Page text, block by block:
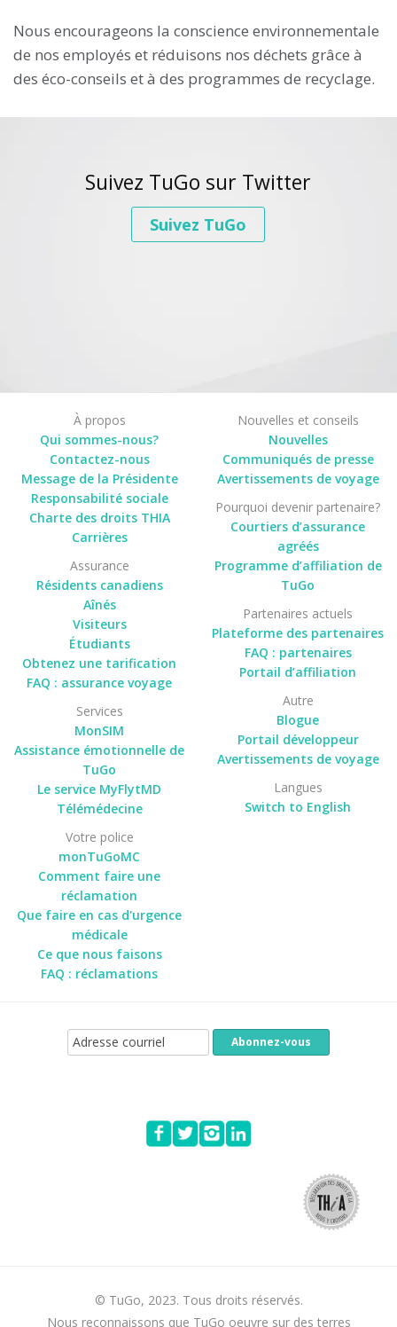
Nous encourageons la conscience environnementale
de nos employés et réduisons nos déchets grâce à
des éco-conseils et à des programmes de recyclage.
Suivez TuGo sur Twitter
Suivez TuGo
À propos
Qui sommes-nous?
Contactez-nous
Message de la Présidente
Responsabilité sociale
Charte des droits THIA
Carrières
Assurance
Résidents canadiens
Aînés
Visiteurs
Étudiants
Obtenez une tarification
FAQ : assurance voyage
Services
MonSIM
Assistance émotionnelle de
TuGo
Le service MyFlytMD
Télémédecine
Votre police
monTuGoMC
Comment faire une
réclamation
Que faire en cas d'urgence
médicale
Ce que nous faisons
FAQ : réclamations
Nouvelles et conseils
Nouvelles
Communiqués de presse
Avertissements de voyage
Pourquoi devenir partenaire?
Courtiers d’assurance
agréés
Programme d’affiliation de
TuGo
Partenaires actuels
Plateforme des partenaires
FAQ : partenaires
Portail d’affiliation
Autre
Blogue
Portail développeur
Avertissements de voyage
Langues
Switch to English
© TuGo, 2023. Tous droits réservés.
Nous reconnaissons que TuGo oeuvre sur des terres